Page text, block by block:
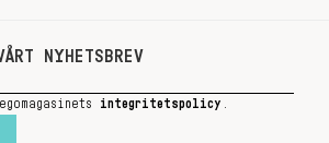
NYHETSBREV
integritetspolicy